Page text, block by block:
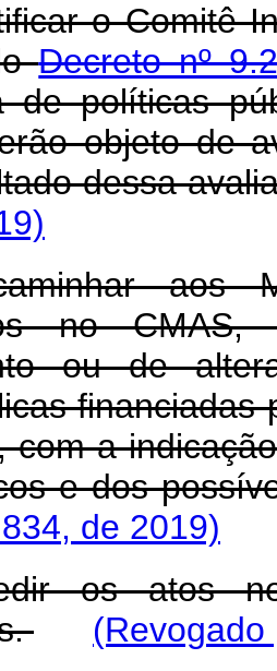
o Comitê
Decreto nº
de políticas
objeto de
dessa
aos
no
ou de
financiadas
com a
e dos
de 2019)
os atos
(Revogado